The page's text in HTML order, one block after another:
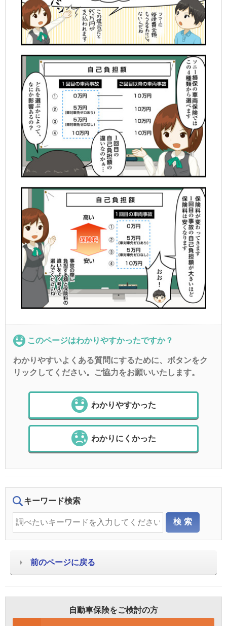
このページはわかりやすかったですか？
わかりやすいよくある質問にするために、ボタンをク
リックしてください。ご協力をお願いいたします。
わかりやすかった
わかりにくかった
キーワード検索
前のページに戻る
自動車保険をご検討の方